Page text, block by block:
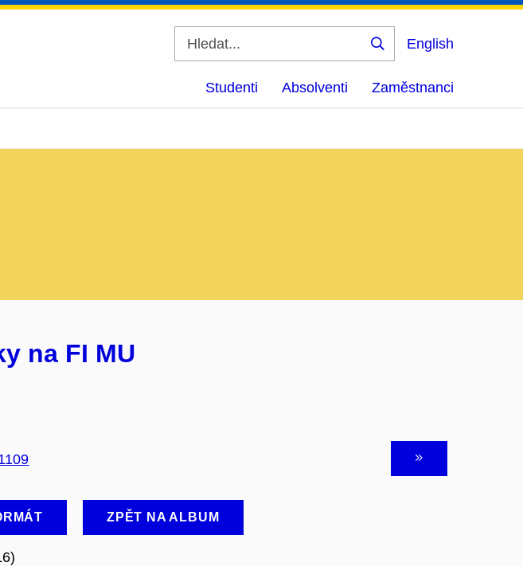
Vyhledat
English
Studenti Absolventi Zaměstnanci
na FI MU
ZPĚT NA ALBUM